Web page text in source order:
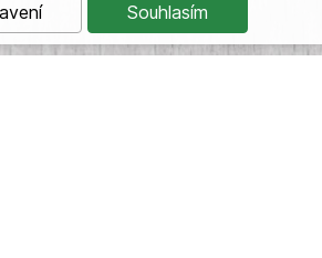
Souhlasím